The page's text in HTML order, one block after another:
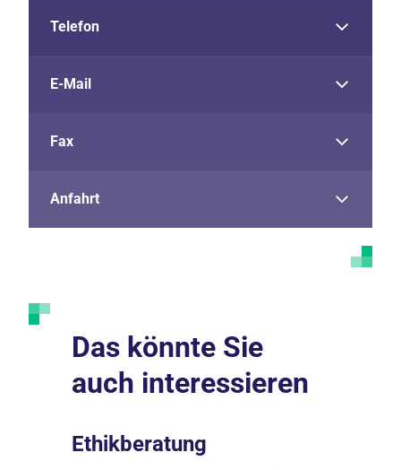
Telefon
E-Mail
Fax
Anfahrt
Das könnte Sie
auch interessieren
Ethikberatung